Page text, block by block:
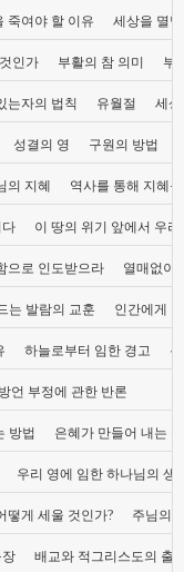
죽여야 할 이유 세상을 멸
인가 부활의 참 의미 부
는자의 법칙 유월절 세
성결의 영 구원의 방법
의 지혜 역사를 통해 지혜
다 이 땅의 위기 앞에서 우
으로 인도받으라 열매없이
는 발람의 교훈 인간에게
하늘로부터 임한 경고
방언 부정에 관한 반론
방법 은혜가 만들어 내는
우리 영에 임한 하나님의 생
떻게 세울 것인가? 주님의
장 배교와 적그리스도의 출